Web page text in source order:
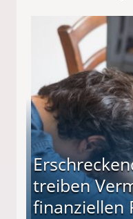
treiben
finanziellen